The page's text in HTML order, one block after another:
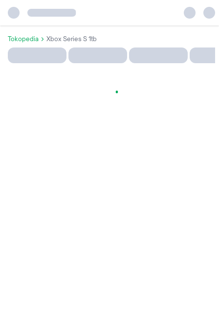
Tokopedia Xbox Series S 1tb